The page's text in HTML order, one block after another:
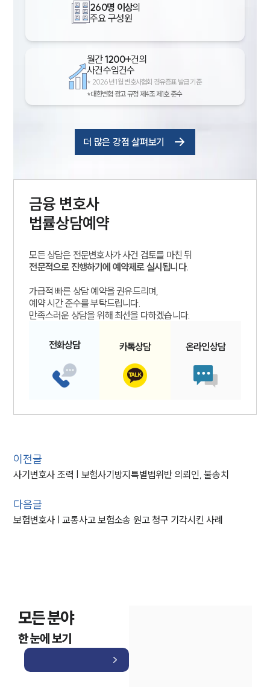
260명 이상의
주요 구성원
월간1200+건의
사건수임건수
* 2026년 1월 변호사협회 경유증표 발급 기준
*대한변협 광고 규정 제4조 제1호 준수
더 많은 강점 살펴보기
금융 변호사
법률상담예약
모든 상담은 전문변호사가 사건 검토를 마친 뒤
전문적으로 진행하기에 예약제로 실시됩니다.
가급적 빠른 상담 예약을 권유드리며,
예약 시간 준수를 부탁드립니다.
만족스러운 상담을 위해 최선을 다하겠습니다.
전화상담 카톡상담 온라인상담
이전글
사기변호사 조력 | 보험사기방지특별법위반 의뢰인, 불송치
다음글
보험변호사 | 교통사고 보험소송 원고 청구 기각시킨 사례
모든 분야
한 눈에 보기